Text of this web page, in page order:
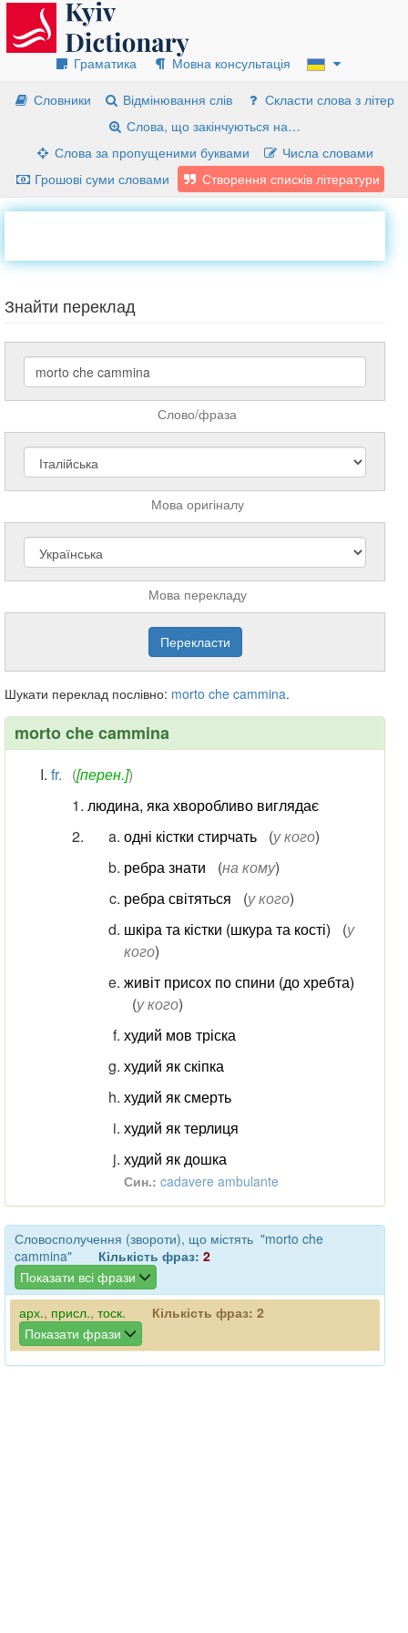
Граматика
Мовна консультація
Словники
Відмінювання слів
Скласти слова з літер
Слова, що закінчуються на…
Слова за пропущеними буквами
Числа словами
Грошові суми словами
Створення списків літератури
Знайти переклад
Слово/фраза
Мова оригіналу
Мова перекладу
Шукати переклад послівно: morto che cammina.
morto che cammina
fr. ([перен.])
людина, яка хворобливо виглядає
одні кістки стирчать
(у кого)
ребра знати
(на кому)
ребра світяться
(у кого)
шкіра та кістки (шкура та кості)
(у
кого)
живіт присох по спини (до хребта)
(у кого)
худий мов тріска
худий як скіпка
худий як смерть
худий як терлиця
худий як дошка
Син.: cadavere ambulante
Словосполучення (звороти), що містять "morto che
cammina"
Кількість фраз: 2
Показати всі фрази
арх., присл., тоск. Кількість фраз: 2
Показати фрази